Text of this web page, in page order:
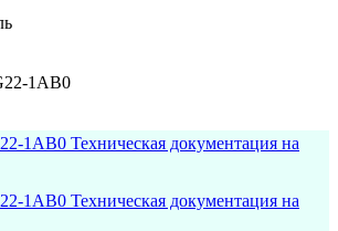
1AB0
1AB0 Техническая документация на
1AB0 Техническая документация на